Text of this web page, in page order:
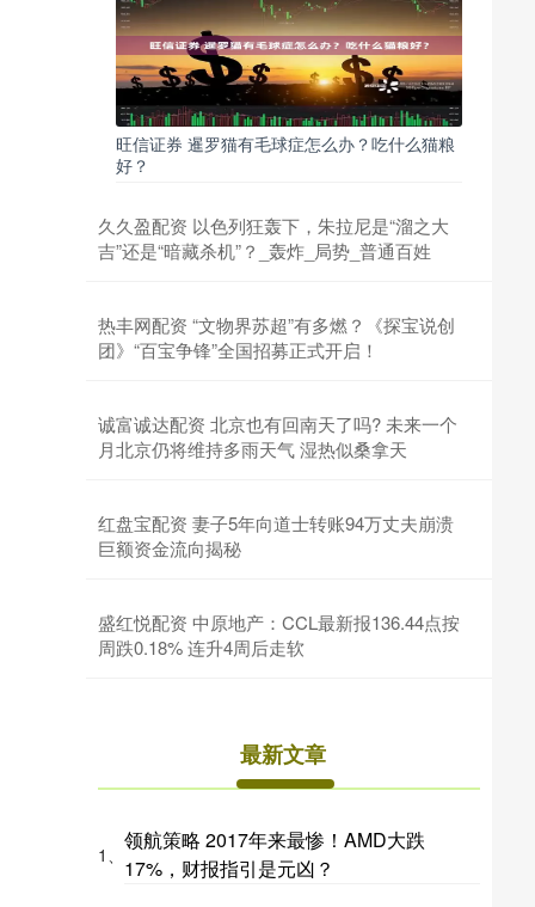
旺信证券 暹罗猫有毛球症怎么办？吃什么猫粮
好？
久久盈配资 以色列狂轰下，朱拉尼是“溜之大
吉”还是“暗藏杀机”？_轰炸_局势_普通百姓
热丰网配资 “文物界苏超”有多燃？《探宝说创
团》“百宝争锋”全国招募正式开启！
诚富诚达配资 北京也有回南天了吗? 未来一个
月北京仍将维持多雨天气 湿热似桑拿天
红盘宝配资 妻子5年向道士转账94万丈夫崩溃
巨额资金流向揭秘
盛红悦配资 中原地产：CCL最新报136.44点按
周跌0.18% 连升4周后走软
最新文章
1、
领航策略 2017年来最惨！AMD大跌
17%，财报指引是元凶？